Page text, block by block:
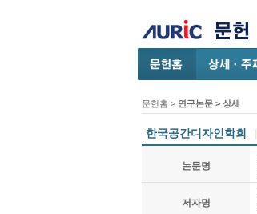
문헌홈 > 연구논문 > 상세
한국공간디자인학회 |
논문명
저자명